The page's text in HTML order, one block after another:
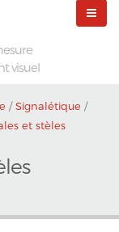
visuel
/Signalétique /
et stèles